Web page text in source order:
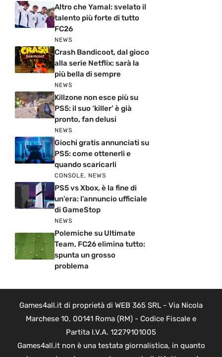
Altro che Yamal: svelato il
talento più forte di tutto
FC26
NEWS
Crash Bandicoot, dal gioco
alla serie Netflix: sarà la
più bella di sempre
NEWS
Killzone non esce più su
PS5: il suo ‘killer’ è già
pronto, fan delusi
NEWS
Giochi gratis annunciati su
PS5: come ottenerli e
quando scaricarli
CONSOLE, NEWS
PS5 vs Xbox, è la fine di
un’era: l’annuncio ufficiale
di GameStop
NEWS
Polemiche su Ultimate
Team, FC26 elimina tutto:
spunta un grosso
problema
Games4all.it di proprietà di WEB 365 SRL - Via Nicola
Marchese 10, 00141 Roma (RM) - Codice Fiscale e
Partita I.V.A. 12279101005
Games4all.it non è una testata giornalistica, in quanto